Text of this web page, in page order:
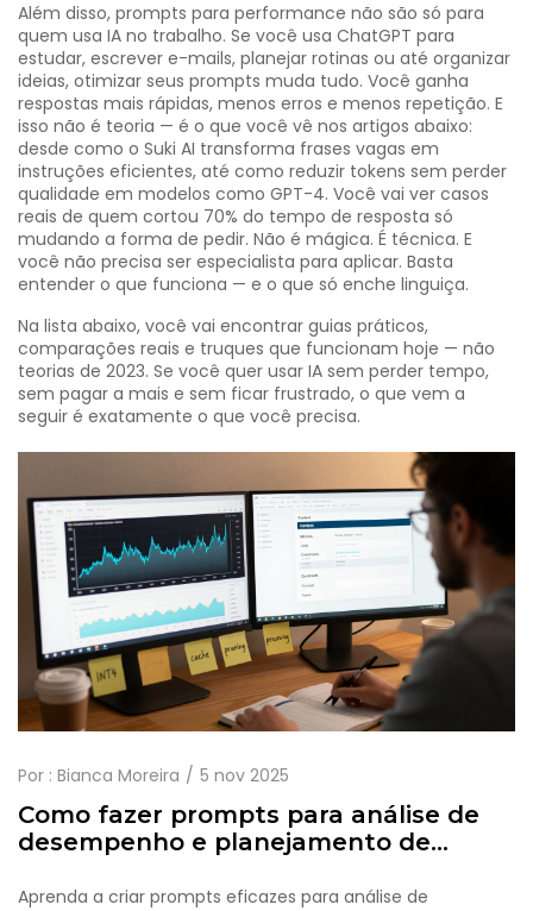
Além disso, prompts para performance não são só para
quem usa IA no trabalho. Se você usa ChatGPT para
estudar, escrever e-mails, planejar rotinas ou até organizar
ideias, otimizar seus prompts muda tudo. Você ganha
respostas mais rápidas, menos erros e menos repetição. E
isso não é teoria — é o que você vê nos artigos abaixo:
desde como o Suki AI transforma frases vagas em
instruções eficientes, até como reduzir tokens sem perder
qualidade em modelos como GPT-4. Você vai ver casos
reais de quem cortou 70% do tempo de resposta só
mudando a forma de pedir. Não é mágica. É técnica. E
você não precisa ser especialista para aplicar. Basta
entender o que funciona — e o que só enche linguiça.
Na lista abaixo, você vai encontrar guias práticos,
comparações reais e truques que funcionam hoje — não
teorias de 2023. Se você quer usar IA sem perder tempo,
sem pagar a mais e sem ficar frustrado, o que vem a
seguir é exatamente o que você precisa.
Por : Bianca Moreira 5 nov 2025
Como fazer prompts para análise de
desempenho e planejamento de
Aprenda a criar prompts eficazes para análise de